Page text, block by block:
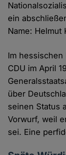
ein
Name: Helmut
Im
CDU im April
über
seinen Status
Vorwurf, weil
sei. Eine